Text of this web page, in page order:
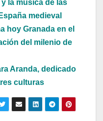
la música de las
medieval
hoy Granada en el
del milenio de
Aranda, dedicado
culturas